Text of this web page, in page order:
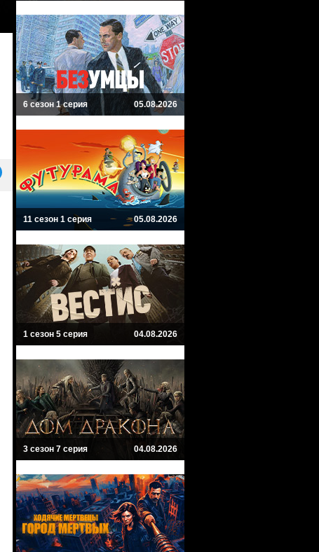
6 сезон 1 серия 05.08.2026
11 сезон 1 серия 05.08.2026
1 сезон 5 серия 04.08.2026
3 сезон 7 серия 04.08.2026